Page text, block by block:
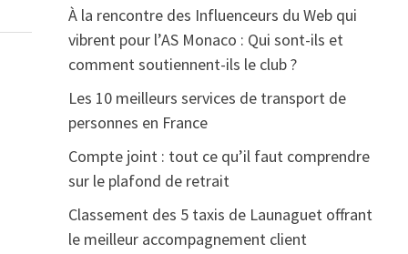
À la rencontre des Influenceurs du Web qui
vibrent pour l’AS Monaco : Qui sont-ils et
comment soutiennent-ils le club ?
Les 10 meilleurs services de transport de
personnes en France
Compte joint : tout ce qu’il faut comprendre
sur le plafond de retrait
Classement des 5 taxis de Launaguet offrant
le meilleur accompagnement client